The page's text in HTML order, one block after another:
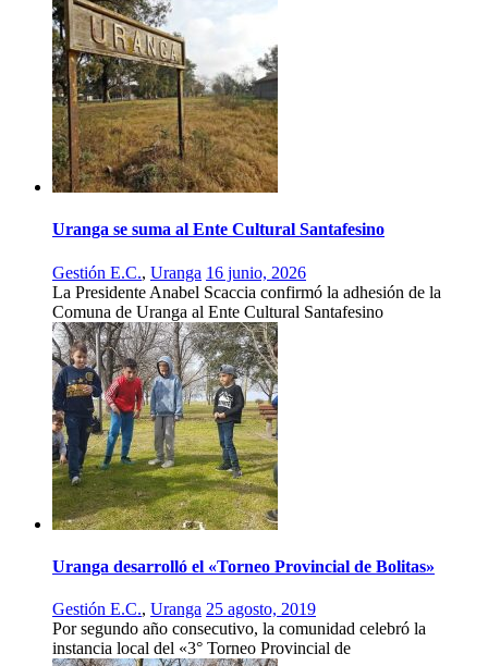
Uranga se suma al Ente Cultural Santafesino
Gestión E.C., Uranga 16 junio, 2026
La Presidente Anabel Scaccia confirmó la adhesión de la
Comuna de Uranga al Ente Cultural Santafesino
Uranga desarrolló el «Torneo Provincial de Bolitas»
Gestión E.C., Uranga 25 agosto, 2019
Por segundo año consecutivo, la comunidad celebró la
instancia local del «3° Torneo Provincial de